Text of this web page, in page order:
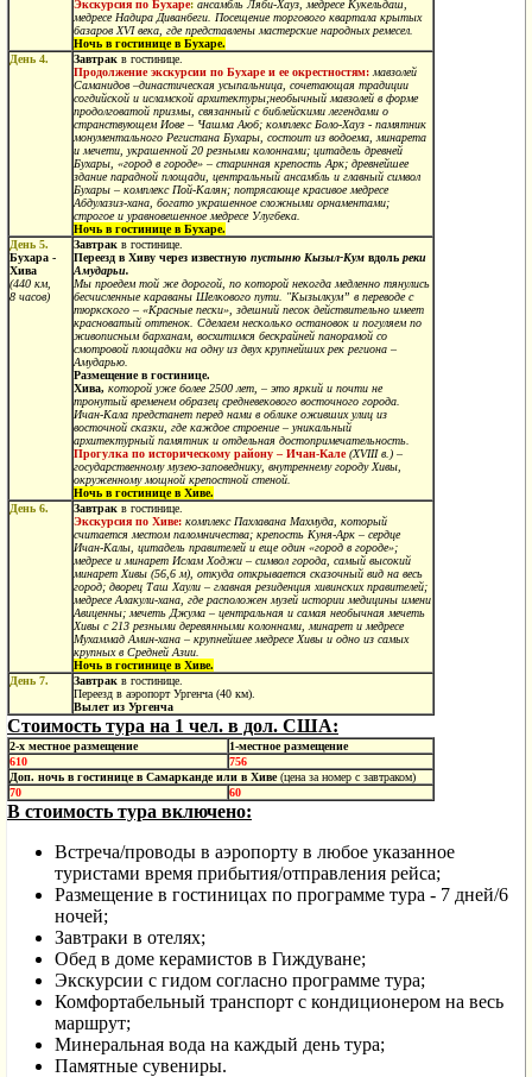
Экскурсия по Бухаре: ансамбль Ляби-Хауз, медресе Кукельдаш,
медресе Надира Диванбеги. Посещение торгового квартала крытых
базаров XVI века, где представлены мастерские народных ремесел.
Ночь в гостинице в Бухаре.
День 4.
Завтрак в гостинице.
Продолжение экскурсии по Бухаре и ее окрестностям: мавзолей
Саманидов –династическая усыпальница, сочетающая традиции
согдийской и исламской архитектуры;необычный мавзолей в форме
продолговатой призмы, связанный с библейскими легендами о
странствующем Иове – Чашма Аюб; комплекс Боло-Хауз - памятник
монументального Регистана Бухары, состоит из водоема, минарета
и мечети, украшенной 20 резными колоннами; цитадель древней
Бухары, «город в городе» – старинная крепость Арк; древнейшее
здание парадной площади, центральный ансамбль и главный символ
Бухары – комплекс Пой-Калян; потрясающе красивое медресе
Абдулазиз-хана, богато украшенное сложными орнаментами;
строгое и уравновешенное медресе Улугбека.
Ночь в гостинице в Бухаре.
День 5.
Бухара -
Хива
(440 км,
8 часов)
Завтрак в гостинице.
Переезд в Хиву через известную пустыню Кызыл-Кум вдоль реки
Амударьи.
Мы проедем той же дорогой, по которой некогда медленно тянулись
бесчисленные караваны Шелкового пути. "Кызылкум” в переводе с
тюркского – «Красные пески», здешний песок действительно имеет
красноватый оттенок. Сделаем несколько остановок и погуляем по
живописным барханам, восхитимся бескрайней панорамой со
смотровой площадки на одну из двух крупнейших рек региона –
Амударью.
Размещение в гостинице.
Хива, которой уже более 2500 лет, – это яркий и почти не
тронутый временем образец средневекового восточного города.
Ичан-Кала предстанет перед нами в облике оживших улиц из
восточной сказки, где каждое строение – уникальный
архитектурный памятник и отдельная достопримечательность.
Прогулка по историческому району – Ичан-Кале (XVIIIв.) –
государственному музею-заповеднику, внутреннему городу Хивы,
окруженному мощной крепостной стеной.
Ночь в гостинице в Хиве.
День 6.
Завтрак в гостинице.
Экскурсия по Хиве: комплекс Пахлавана Махмуда, который
считается местом паломничества; крепость Куня-Арк – сердце
Ичан-Калы, цитадель правителей и еще один «город в городе»;
медресе и минарет Ислам Ходжи – символ города, самый высокий
минарет Хивы (56,6 м), откуда открывается сказочный вид на весь
город; дворец Таш Хаули – главная резиденция хивинских правителей;
медресе Алакули-хана, где расположен музей истории медицины имени
Авиценны; мечеть Джума – центральная и самая необычная мечеть
Хивы с 213 резными деревянными колоннами, минарет и медресе
Мухаммад Амин-хана – крупнейшее медресе Хивы и одно из самых
крупных в Средней Азии.
Ночь в гостинице в Хиве.
День 7. Завтрак в гостинице.
Переезд в аэропорт Ургенча (40 км).
Вылет из Ургенча
Стоимость тура на 1 чел. в дол. США:
2-х местное размещение
1-местное размещение
610
756
Доп. ночь в гостинице в Самарканде или в Хиве(цена за номер с завтраком)
70
60
В стоимость тура включено:
Встреча/проводы в аэропорту в любое указанное
туристами время прибытия/отправления рейса;
Размещение в гостиницах по программе тура - 7 дней/6
ночей;
Завтраки в отелях;
Обед в доме керамистов в Гиждуване;
Экскурсии с гидом согласно программе тура;
Комфортабельный транспорт с кондиционером на весь
маршрут;
Минеральная вода на каждый день тура;
Памятные сувениры.